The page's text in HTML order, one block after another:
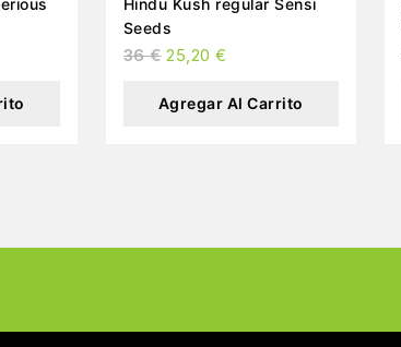
Hindu Kush regular Sensi
Seeds
36€ 25,20€
Agregar Al Carrito